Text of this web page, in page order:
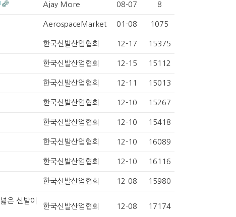
Ajay More 08-07 8
AerospaceMarket 01-08 1075
한국신발산업협회 12-17 15375
한국신발산업협회 12-15 15112
한국신발산업협회 12-11 15013
한국신발산업협회 12-10 15267
한국신발산업협회 12-10 15418
한국신발산업협회 12-10 16089
한국신발산업협회 12-10 16116
한국신발산업협회 12-08 15980
은 신발이
한국신발산업협회 12-08 17174